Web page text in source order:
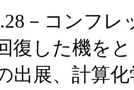
－コンフレ
復した機を
出展、計算